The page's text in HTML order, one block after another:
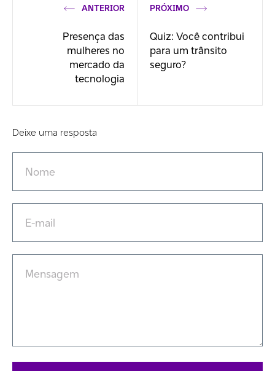
ANTERIOR
Presença das
mulheres no
mercado da
tecnologia
PRÓXIMO
Quiz: Você contribui
para um trânsito
seguro?
Deixe uma resposta